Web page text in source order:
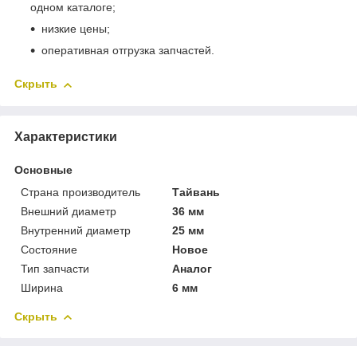
одном каталоге;
низкие цены;
оперативная отгрузка запчастей.
Скрыть
Характеристики
Основные
Страна производитель
Тайвань
Внешний диаметр
36 мм
Внутренний диаметр
25 мм
Состояние
Новое
Тип запчасти
Аналог
Ширина
6 мм
Скрыть